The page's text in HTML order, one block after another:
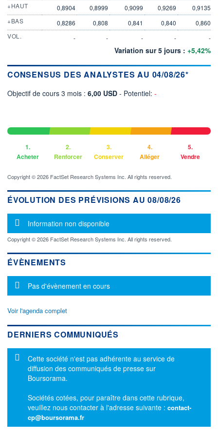
+HAUT
0,8904 0,8999 0,9099 0,9269
0,9135
+BAS
0,8286 0,808 0,841 0,840
0,860
VOL.
- - - - -
Variation sur 5 jours : +5,42%
CONSENSUS DES ANALYSTES AU 04/08/26*
Objectif de cours 3 mois : 6,00 USD - Potentiel: -
1.
Acheter
2.
Renforcer
3.
Conserver
4.
Alléger
5.
Vendre
Copyright © 2026 FactSet Research Systems Inc. All rights reserved.
ÉVOLUTION DES PRÉVISIONS AU 08/08/26
Message d'information
Information non disponible
Copyright © 2026 FactSet Research Systems Inc. All rights reserved.
ÉVÈNEMENTS
Message d'information
Pas d'évènement en cours
Voir l'agenda complet
DERNIERS COMMUNIQUÉS
Message d'information
Cette société n'est pas adhérente au service de
diffusion des communiqués de presse sur
Boursorama.
Sociétés cotées, pour paraître dans cette rubrique,
veuillez nous contacter à l'adresse suivante : contact-
cp@boursorama.fr